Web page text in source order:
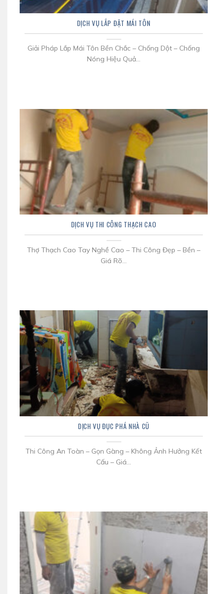
DỊCH VỤ LẮP ĐẶT MÁI TÔN
Giải Pháp Lắp Mái Tôn Bền Chắc – Chống Dột – Chống
Nóng Hiệu Quả...
DỊCH VỤ THI CÔNG THẠCH CAO
Thợ Thạch Cao Tay Nghề Cao – Thi Công Đẹp – Bền –
Giá Rõ...
DỊCH VỤ ĐỤC PHÁ NHÀ CŨ
Thi Công An Toàn – Gọn Gàng – Không Ảnh Hưởng Kết
Cấu – Giá...